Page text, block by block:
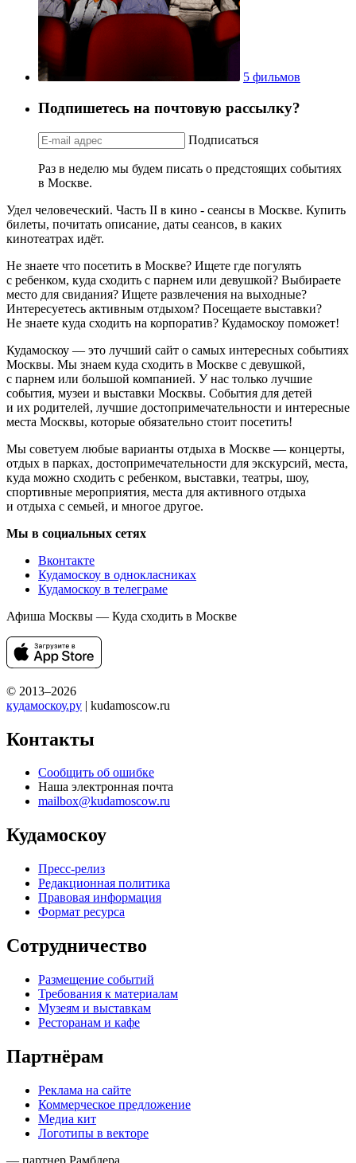
5 фильмов
Подпишетесь на почтовую рассылку?
Подписаться
Раз в неделю мы будем писать о предстоящих событиях
в Москве.
Удел человеческий. Часть II в кино - сеансы в Москве. Купить
билеты, почитать описание, даты сеансов, в каких
кинотеатрах идёт.
Не знаете что посетить в Москве? Ищете где погулять
с ребенком, куда сходить с парнем или девушкой? Выбираете
место для свидания? Ищете развлечения на выходные?
Интересуетесь активным отдыхом? Посещаете выставки?
Не знаете куда сходить на корпоратив? Кудамоскоу поможет!
Кудамоскоу — это лучший сайт о самых интересных событиях
Москвы. Мы знаем куда сходить в Москве с девушкой,
с парнем или большой компанией. У нас только лучшие
события, музеи и выставки Москвы. События для детей
и их родителей, лучшие достопримечательности и интересные
места Москвы, которые обязательно стоит посетить!
Мы советуем любые варианты отдыха в Москве — концерты,
отдых в парках, достопримечательности для экскурсий, места,
куда можно сходить с ребенком, выставки, театры, шоу,
спортивные мероприятия, места для активного отдыха
и отдыха с семьей, и многое другое.
Мы в социальных сетях
Вконтакте
Кудамоскоу в однокласниках
Кудамоскоу в телеграме
Афиша Москвы — Куда сходить в Москве
© 2013–2026
кудамоскоу.ру | kudamoscow.ru
Контакты
Сообщить об ошибке
Наша электронная почта
mailbox@kudamoscow.ru
Кудамоскоу
Пресс-релиз
Редакционная политика
Правовая информация
Формат ресурса
Сотрудничество
Размещение событий
Требования к материалам
Музеям и выставкам
Ресторанам и кафе
Партнёрам
Реклама на сайте
Коммерческое предложение
Медиа кит
Логотипы в векторе
— партнер Рамблера